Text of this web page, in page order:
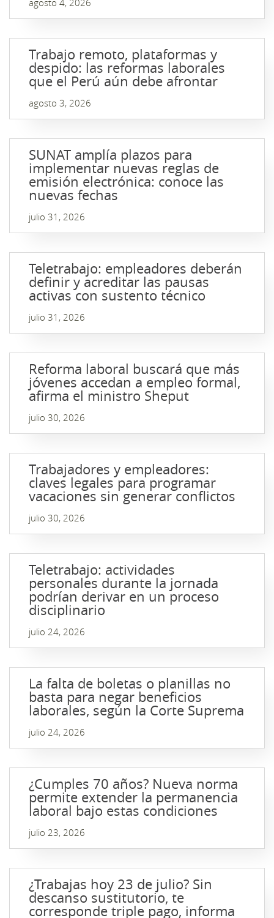
agosto 4, 2026
Trabajo remoto, plataformas y
despido: las reformas laborales
que el Perú aún debe afrontar
agosto 3, 2026
SUNAT amplía plazos para
implementar nuevas reglas de
emisión electrónica: conoce las
nuevas fechas
julio 31, 2026
Teletrabajo: empleadores deberán
definir y acreditar las pausas
activas con sustento técnico
julio 31, 2026
Reforma laboral buscará que más
jóvenes accedan a empleo formal,
afirma el ministro Sheput
julio 30, 2026
Trabajadores y empleadores:
claves legales para programar
vacaciones sin generar conflictos
julio 30, 2026
Teletrabajo: actividades
personales durante la jornada
podrían derivar en un proceso
disciplinario
julio 24, 2026
La falta de boletas o planillas no
basta para negar beneficios
laborales, según la Corte Suprema
julio 24, 2026
¿Cumples 70 años? Nueva norma
permite extender la permanencia
laboral bajo estas condiciones
julio 23, 2026
¿Trabajas hoy 23 de julio? Sin
descanso sustitutorio, te
corresponde triple pago, informa